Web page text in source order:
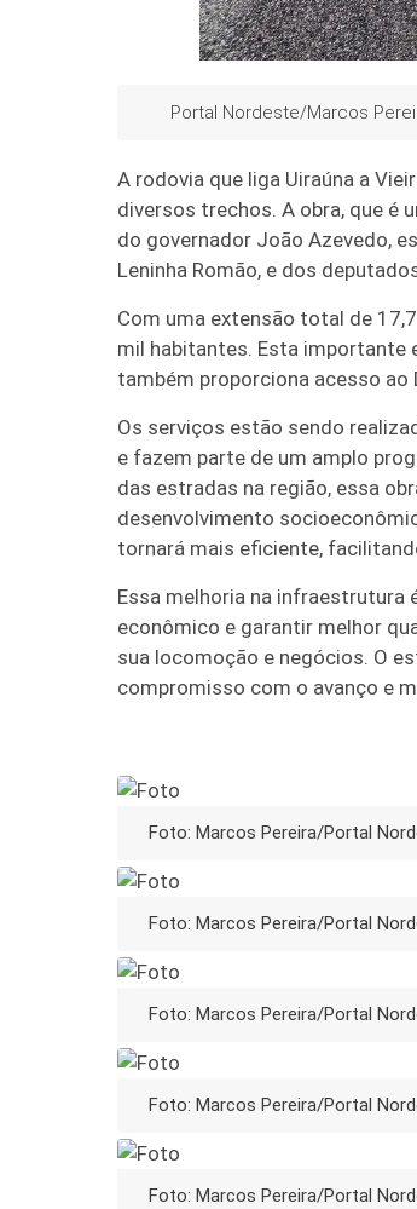
Portal Nordeste/Marcos
A rodovia que liga Uiraúna a
diversos trechos. A obra, que é
do governador João Azevedo,
Leninha Romão, e dos
Com uma extensão total de
mil habitantes. Esta importante
também proporciona acesso ao
Os serviços estão sendo
e fazem parte de um amplo
das estradas na região, essa
desenvolvimento
tornará mais eficiente,
Essa melhoria na
econômico e garantir melhor
sua locomoção e negócios. O
compromisso com o avanço e
Foto: Marcos Pereira/Portal
Foto: Marcos Pereira/Portal
Foto: Marcos Pereira/Portal
Foto: Marcos Pereira/Portal
Foto: Marcos Pereira/Portal